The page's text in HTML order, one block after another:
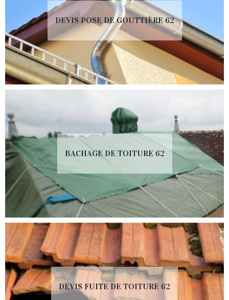
DEVIS POSE DE GOUTTIÈRE 62
BACHAGE DE TOITURE 62
DEVIS FUITE DE TOITURE 62